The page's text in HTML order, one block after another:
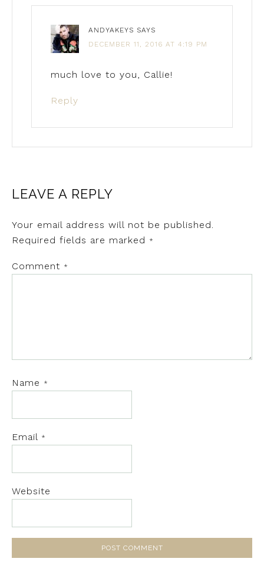
ANDYAKEYS SAYS
DECEMBER 11, 2016 AT 4:19 PM
much love to you, Callie!
Reply
LEAVE A REPLY
Your email address will not be published.
Required fields are marked
*
Comment *
Name *
Email *
Website